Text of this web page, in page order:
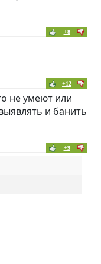
+8
+12
не умеют или
и банить
+9